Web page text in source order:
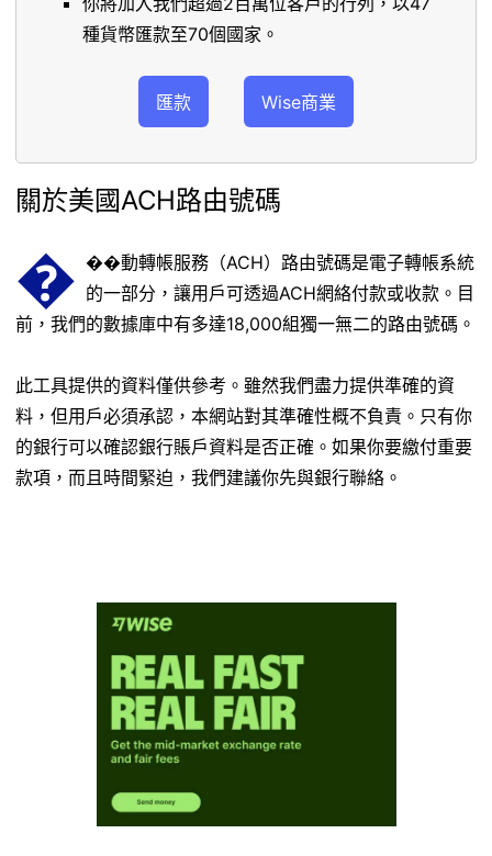
種貨幣匯款至70個國家。
匯款 Wise商業
關於美國ACH路由號碼
� ��動轉帳服務（ACH）路由號碼是電子轉帳系統
的一部分，讓用戶可透過ACH網絡付款或收款。目
前，我們的數據庫中有多達18,000組獨一無二的路由號碼。
此工具提供的資料僅供參考。雖然我們盡力提供準確的資
料，但用戶必須承認，本網站對其準確性概不負責。只有你
的銀行可以確認銀行賬戶資料是否正確。如果你要繳付重要
款項，而且時間緊迫，我們建議你先與銀行聯絡。